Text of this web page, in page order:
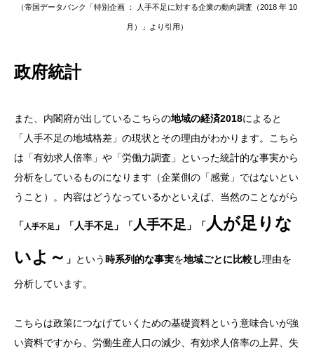
（帝国データバンク「特別企画 ： 人手不足に対する企業の動向調査（2018 年 10
月）」より引用）
政府統計
また、内閣府が出しているこちらの地域の経済2018によると
「人手不足の地域格差」の現状とその理由がわかります。こちら
は「有効求人倍率」や「労働力調査」といった統計的な事実から
分析をしているものになります（企業側の「感覚」ではないとい
うこと）。内容はどうなっているかといえば、当然のことながら
「 人手不足 」「人手不足」「人手不足 」「 人が足りな
いよ～ 」 という 時系列的な事実を地域ごとに比較し理由を
分析しています。
こちらは政策につなげていくための基礎資料という意味合いが強
い資料ですから、労働生産人口の減少、有効求人倍率の上昇、失